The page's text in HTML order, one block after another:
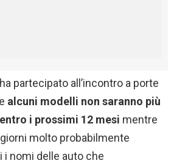
partecipato all’incontro a porte
alcuni modelli non saranno più
i prossimi 12 mesi mentre
molto probabilmente
i nomi delle auto che